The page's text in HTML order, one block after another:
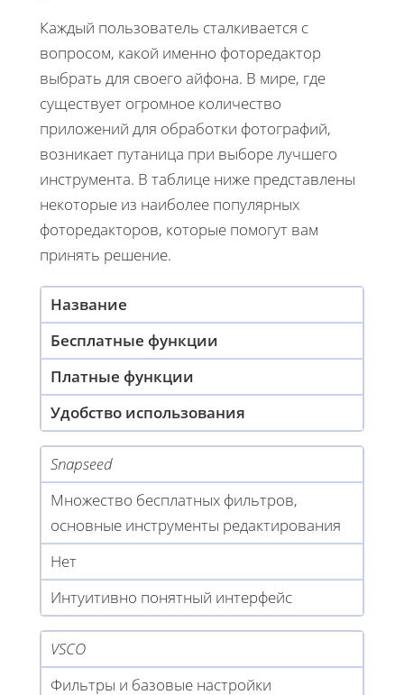
Каждый пользователь сталкивается с
вопросом, какой именно фоторедактор
выбрать для своего айфона. В мире, где
существует огромное количество
приложений для обработки фотографий,
возникает путаница при выборе лучшего
инструмента. В таблице ниже представлены
некоторые из наиболее популярных
фоторедакторов, которые помогут вам
принять решение.
Название
Бесплатные функции
Платные функции
Удобство использования
Snapseed
Множество бесплатных фильтров,
основные инструменты редактирования
Нет
Интуитивно понятный интерфейс
VSCO
Фильтры и базовые настройки